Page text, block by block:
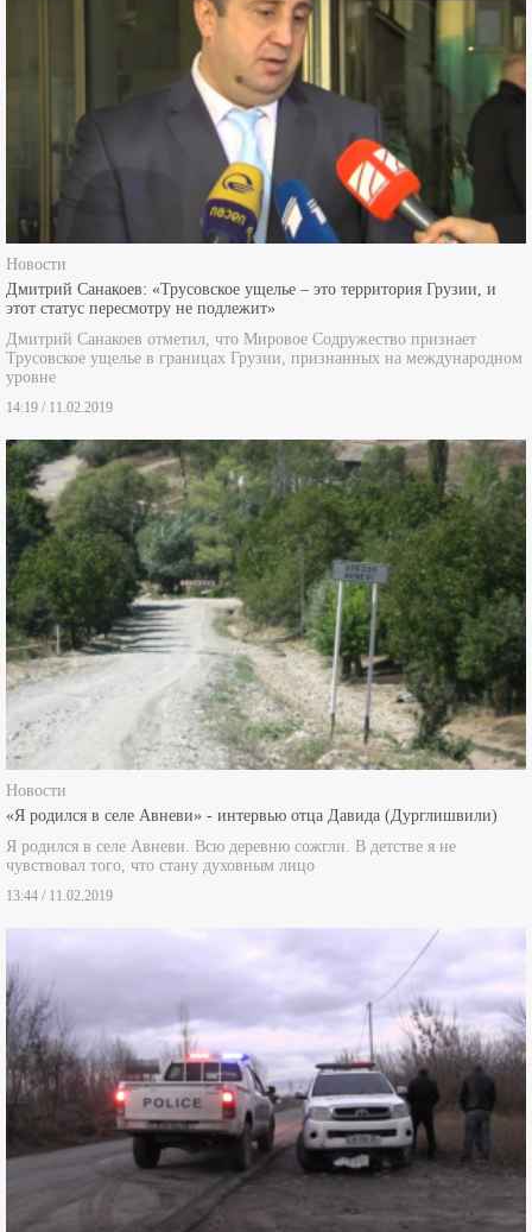
Новости
Дмитрий Санакоев: «Трусовское ущелье – это территория Грузии, и
этот статус пересмотру не подлежит»
Дмитрий Санакоев отметил, что Мировое Содружество признает
Трусовское ущелье в границах Грузии, признанных на международном
уровне
14:19 / 11.02.2019
Новости
«Я родился в селе Авневи» - интервью отца Давида (Дурглишвили)
Я родился в селе Авневи. Всю деревню сожгли. В детстве я не
чувствовал того, что стану духовным лицо
13:44 / 11.02.2019